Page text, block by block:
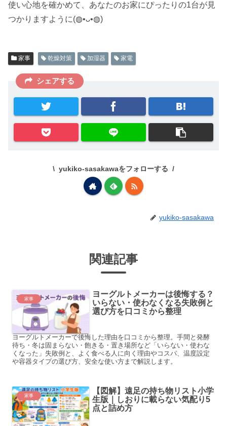
使い心地を確かめて、あなたのお家にぴったりの1台が見
つかりますように(◍•ᴗ•◍)
家事 乾燥対策 加湿器 家電
シェアする
yukiko-sasakawaをフォローする
yukiko-sasakawa
関連記事
家事
ヨーグルトメーカーは後悔する？
いらない・使わなくなる失敗例と
選び方を口コミから整理
ヨーグルトメーカーで後悔した理由を口コミから整理。手間と発酵
待ち・冬は固まらない・飽きる・置き場所など「いらない・使わな
くなった」失敗例と、よく食べる人に向く理由やコスパ、温度設定
や容器タイプの選び方、安全な使い方まで解説します。
家事
【図解】遠足の持ち物リスト小学
生版｜しおりに載らない気配り5
点と詰め方